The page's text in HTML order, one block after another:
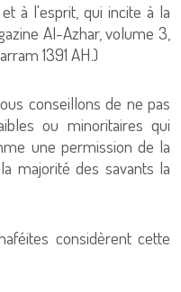
à l'esprit, qui incite à la
Al-Azhar, volume 3,
1391 AH.)
conseillons de ne pas
ou minoritaires qui
une permission de la
majorité des savants la
considèrent cette